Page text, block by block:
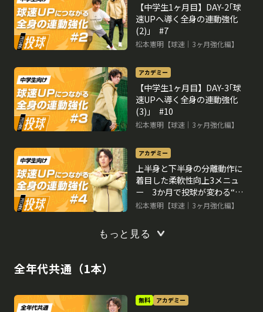
【中学生1ヶ月目】DAY-2｢球
速UPへ導く全身の連動強化
(2)｣ #7
松本憲明【球速｜3ヶ月強化編】
再生中
アカデミー
【中学生1ヶ月目】DAY-3｢球
速UPへ導く全身の連動強化
(3)｣ #10
松本憲明【球速｜3ヶ月強化編】
アカデミー
上半身と下半身の分離動作に
着目した柔軟性向上3メニュ
ー 3か月で投球が変わる“米
国式”球速アップ理論
松本憲明【球速｜3ヶ月強化編】
もっと見る
全年代共通（1本）
無料 アカデミー